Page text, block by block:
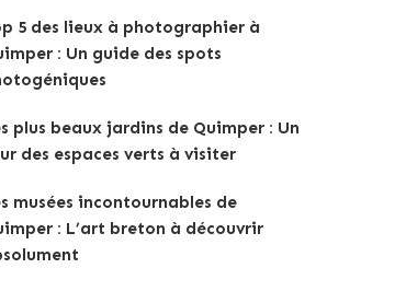
5 des lieux à photographier à
: Un guide des spots
plus beaux jardins de Quimper : Un
des espaces verts à visiter
musées incontournables de
: L’art breton à découvrir